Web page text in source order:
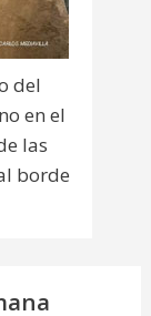
del
en el
las
borde